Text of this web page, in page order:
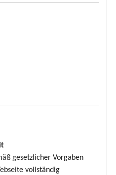
gesetzlicher Vorgaben
vollständig